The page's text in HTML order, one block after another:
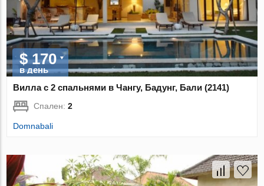
$ 170
в день
Вилла с 2 спальнями в Чангу, Бадунг, Бали (2141)
Спален:2
Domnabali